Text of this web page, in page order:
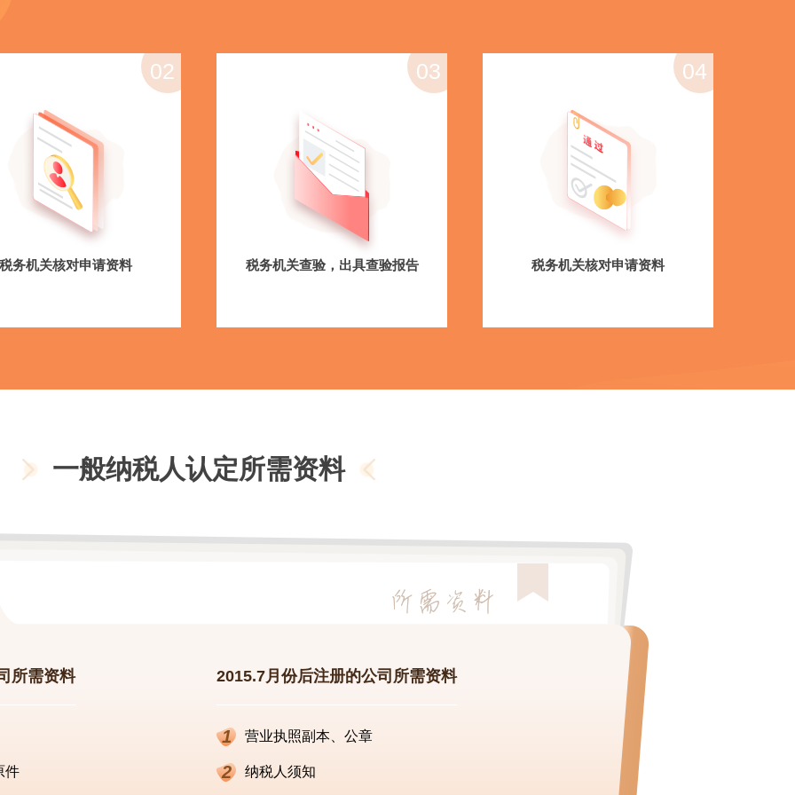
02
税务机关核对申请资料
03
税务机关查验，出具查验报告
04
税务机关核对申请资料
一般纳税人认定所需资料
所需资料
件
2015.7月份后注册的公司所需资料
1 营业执照副本、公章
2 纳税人须知